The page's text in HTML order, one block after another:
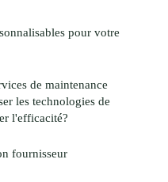
pour votre
de maintenance
les technologies de
l'efficacité?
fournisseur